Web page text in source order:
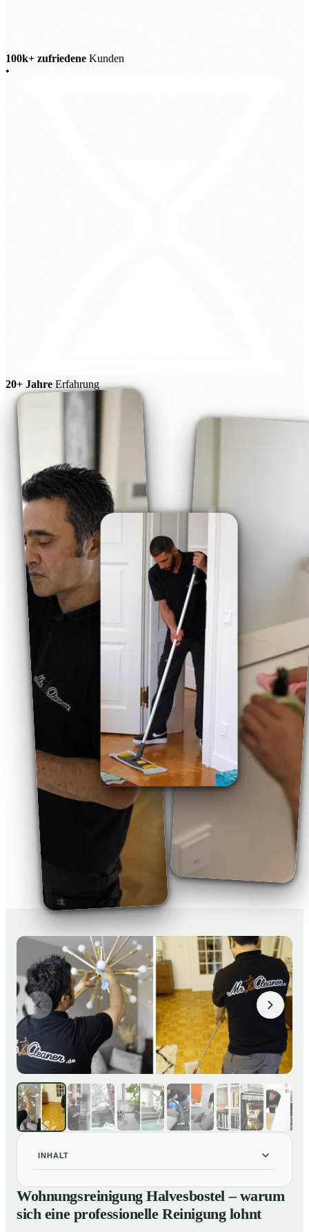
100k+ zufriedene Kunden
•
20+ Jahre Erfahrung
INHALT
01 Wohnungsreinigung Halvesbostel – warum sich eine
professionelle Reinigung lohnt
Unsere Leistungen im Überblick
Wohnungsreinigung Halvesbostel – warum
sich eine professionelle Reinigung lohnt